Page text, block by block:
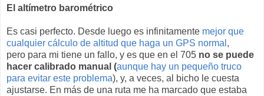
El altímetro barométrico
Es casi perfecto. Desde luego es infinitamente mejor que
cualquier cálculo de altitud que haga un GPS normal ,
pero para mi tiene un fallo, y es que en el 705 no se puede
hacer calibrado manual (aunque hay un pequeño truco
para evitar este problema), y, a veces, al bicho le cuesta
ajustarse. En más de una ruta me ha marcado que estaba